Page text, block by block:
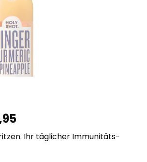
Preisspanne:
€1,59
bisIhr täglicher Immunitäts-